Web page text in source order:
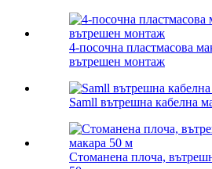
4-посочна пластмасова
вътрешен монтаж
Samll вътрешна кабелна
Стоманена плоча,